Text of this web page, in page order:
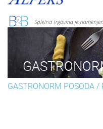
GASTRONORM POSODA/